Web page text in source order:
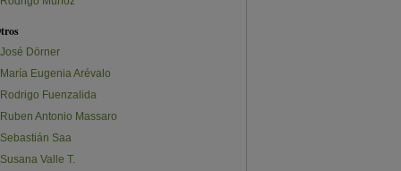
José Dörner
María Eugenia Arévalo
Rodrigo Fuenzalida
Ruben Antonio Massaro
Sebastián Saa
Susana Valle T.